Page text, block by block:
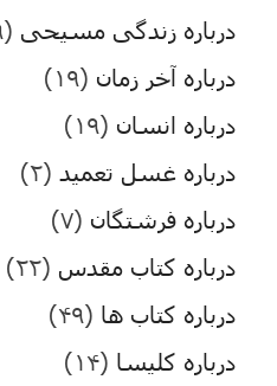
درباره زندگی مسیحی (۲۹)
درباره آخر زمان (۱۹)
درباره انسان (۱۹)
درباره غسل تعمید (۲)
درباره فرشتگان (۷)
درباره کتاب مقدس (۲۲)
درباره کتاب ها (۴۹)
درباره کلیسا (۱۴)